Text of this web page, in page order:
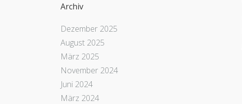
Archiv
Dezember 2025
August 2025
März 2025
November 2024
Juni 2024
März 2024